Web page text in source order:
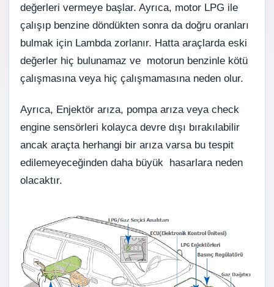
değerleri vermeye başlar. Ayrıca, motor LPG ile
çalışıp benzine döndükten sonra da doğru oranları
bulmak için Lambda zorlanır. Hatta araçlarda eski
değerler hiç bulunamaz ve motorun benzinle kötü
çalışmasına veya hiç çalışmamasına neden olur.
Ayrıca, Enjektör arıza, pompa arıza veya check
engine sensörleri kolayca devre dışı bırakılabilir
ancak araçta herhangi bir arıza varsa bu tespit
edilemeyeceğinden daha büyük hasarlara neden
olacaktır.